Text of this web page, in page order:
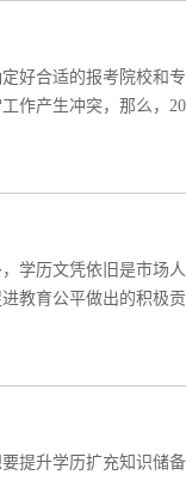
好合适的报考院校和
作产生冲突，那么，
学历文凭依旧是市场
教育公平做出的积极
提升学历扩充知识储